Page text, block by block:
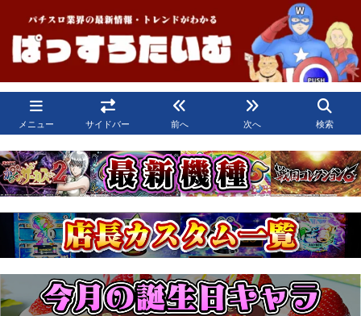
メニュー サイドバー 前へ 次へ 検索